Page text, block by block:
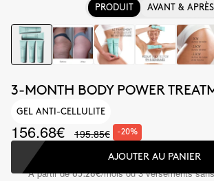
PRODUIT AVANT & APRÈS
3-MONTH BODY POWER
GEL ANTI-CELLULITE
156.68€ 195.85€ -20%
AJOUTER AU PANIER
À partir de65.28€/mois ou 3 versements